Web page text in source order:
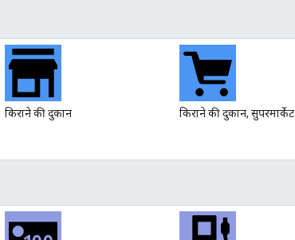
किराने की दुकान किराने की दुकान, सुपरमार्केट